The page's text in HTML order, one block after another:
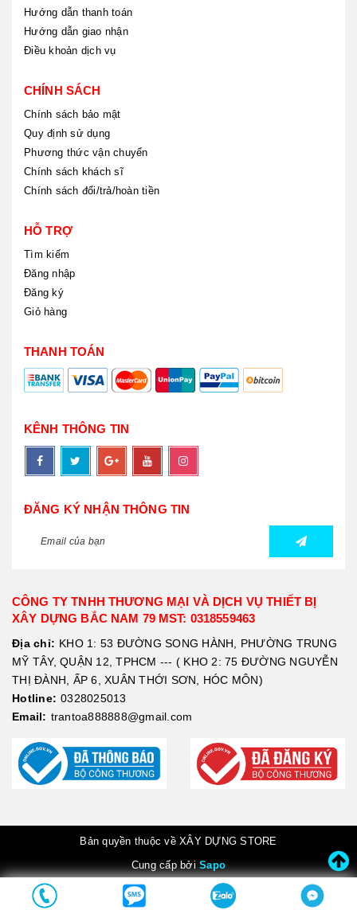
Hướng dẫn thanh toán
Hướng dẫn giao nhận
Điều khoản dịch vụ
CHÍNH SÁCH
Chính sách bảo mật
Quy định sử dụng
Phương thức vận chuyển
Chính sách khách sĩ
Chính sách đổi/trả/hoàn tiền
HỖ TRỢ
Tìm kiếm
Đăng nhập
Đăng ký
Giỏ hàng
THANH TOÁN
KÊNH THÔNG TIN
ĐĂNG KÝ NHẬN THÔNG TIN
CÔNG TY TNHH THƯƠNG MẠI VÀ DỊCH VỤ THIẾT BỊ
XÂY DỰNG BẮC NAM 79 MST: 0318559463
Địa chỉ: KHO 1: 53 ĐƯỜNG SONG HÀNH, PHƯỜNG TRUNG
MỸ TÂY, QUẬN 12, TPHCM --- ( KHO 2: 75 ĐƯỜNG NGUYỄN
THỊ ĐÀNH, ẤP 6, XUÂN THỚI SƠN, HÓC MÔN)
Hotline: 0328025013
Email: trantoa888888@gmail.com
Bản quyền thuộc về XÂY DỰNG STORE
Cung cấp bởiSapo